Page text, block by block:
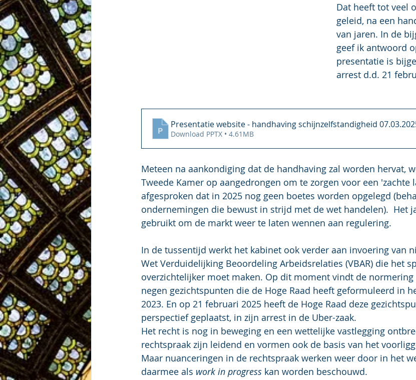
Dat heeft tot veel
geleid, na een
van jaren. In de
geef ik antwoord
presentatie is
arrest d.d. 21
Presentatie website - handhaving schijnzelfstandigheid
Download PPTX • 4.61MB
Meteen na aankondiging dat de handhaving zal worden hervat,
Tweede Kamer op aangedrongen om te zorgen voor een 'zachte
afgesproken dat in 2025 nog geen boetes worden opgelegd
ondernemingen die bewust in strijd met de wet handelen).  Het
gebruikt om de markt weer te laten wennen aan regulering.
In de tussentijd werkt het kabinet ook verder aan invoering van
Wet Verduidelijking Beoordeling Arbeidsrelaties (VBAR) die het
overzichtelijker moet maken. Op dit moment vindt de
negen gezichtspunten die de Hoge Raad heeft geformuleerd in
2023. En op 21 februari 2025 heeft de Hoge Raad deze
perspectief geplaatst, in zijn arrest in de Uber-zaak.
Het recht is nog in beweging en een wettelijke vastlegging
rechtspraak zijn leidend en vormen ook de basis van het
Maar nuanceringen in de rechtspraak werken weer door in het
daarmee als work in progress kan worden beschouwd.